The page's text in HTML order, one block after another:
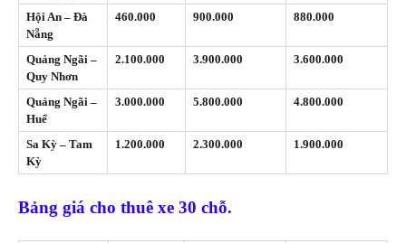
Hội An – Đà
Nẵng
460.000 900.000 880.000
Quảng Ngãi –
Quy Nhơn
2.100.000 3.900.000 3.600.000
Quảng Ngãi –
Huế
3.000.000 5.800.000 4.800.000
Sa Kỳ – Tam
Kỳ
1.200.000 2.300.000 1.900.000
Bảng giá cho thuê xe 30 chỗ.